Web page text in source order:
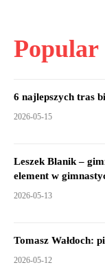
Popular
6 najlepszych tras
2026-05-15
Leszek Blanik –
element w
2026-05-13
Tomasz Wałdoch:
2026-05-12